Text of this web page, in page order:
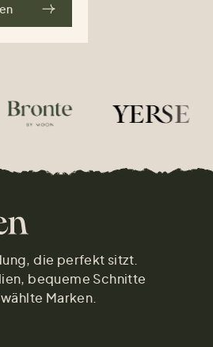
die perfekt sitzt.
bequeme Schnitte
Marken.